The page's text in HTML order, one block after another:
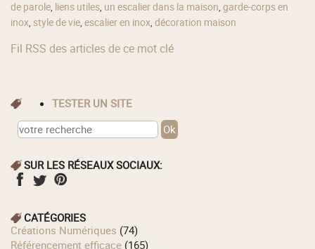
de parole, liens utiles, un escalier dans la maison,garde-corps en
inox, style de vie,escalier en inox,décoration maison
Fil RSS des articles de ce mot clé
TESTER UN SITE
SUR LES RÉSEAUX SOCIAUX:
CATÉGORIES
Créations Numériques (74)
Référencement efficace (165)